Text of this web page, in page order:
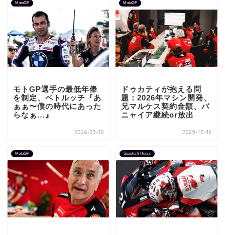
MotoGP
モトGP選手の最低年俸
を制定、ペトルッチ『あ
ぁぁ〜僕の時代にあった
らなぁ…』
2026-03-10
MotoGP
ドゥカティが抱える問
題：2026年マシン開発、
兄マルケス契約金額、バ
ニャイア継続or放出
2025-12-16
MotoGP Suzuka 8 Hours